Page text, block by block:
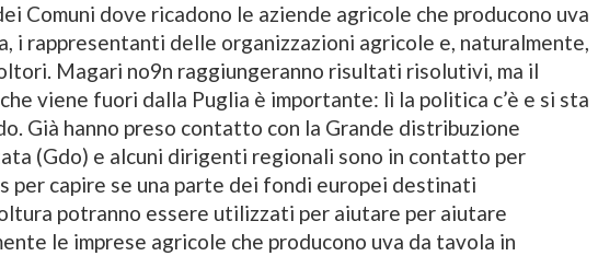
Comuni dove ricadono le aziende agricole che producono uva
i rappresentanti delle organizzazioni agricole e, naturalmente,
Magari no9n raggiungeranno risultati risolutivi, ma il
viene fuori dalla Puglia è importante: lì la politica c’è e si sta
Già hanno preso contatto con la Grande distribuzione
(Gdo) e alcuni dirigenti regionali sono in contatto per
per capire se una parte dei fondi europei destinati
potranno essere utilizzati per aiutare per aiutare
le imprese agricole che producono uva da tavola in